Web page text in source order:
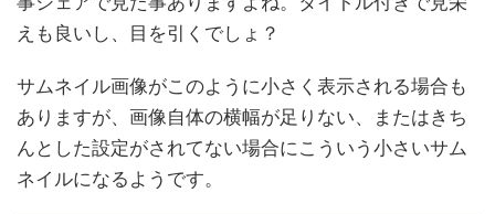
えも良いし、目を引くでしょ？
サムネイル画像がこのように小さく表示される場合も
ありますが、画像自体の横幅が足りない、またはきち
んとした設定がされてない場合にこういう小さいサム
ネイルになるようです。